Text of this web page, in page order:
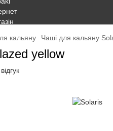
кальяну Чаші для кальяну
yellow